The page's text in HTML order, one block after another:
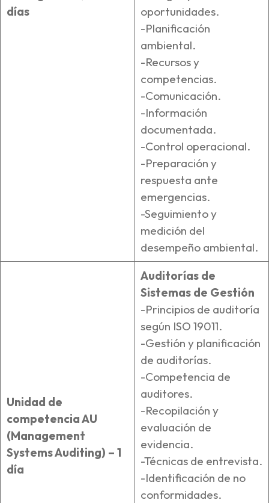
días
oportunidades.
-Planificación
ambiental.
-Recursos y
competencias.
-Comunicación.
-Información
documentada.
-Control operacional.
-Preparación y
respuesta ante
emergencias.
-Seguimiento y
medición del
desempeño ambiental.
Unidad de
competencia AU
(Management
Systems Auditing) – 1
día
Auditorías de
Sistemas de Gestión
-Principios de auditoría
según ISO 19011.
-Gestión y planificación
de auditorías.
-Competencia de
auditores.
-Recopilación y
evaluación de
evidencia.
-Técnicas de entrevista.
-Identificación de no
conformidades.